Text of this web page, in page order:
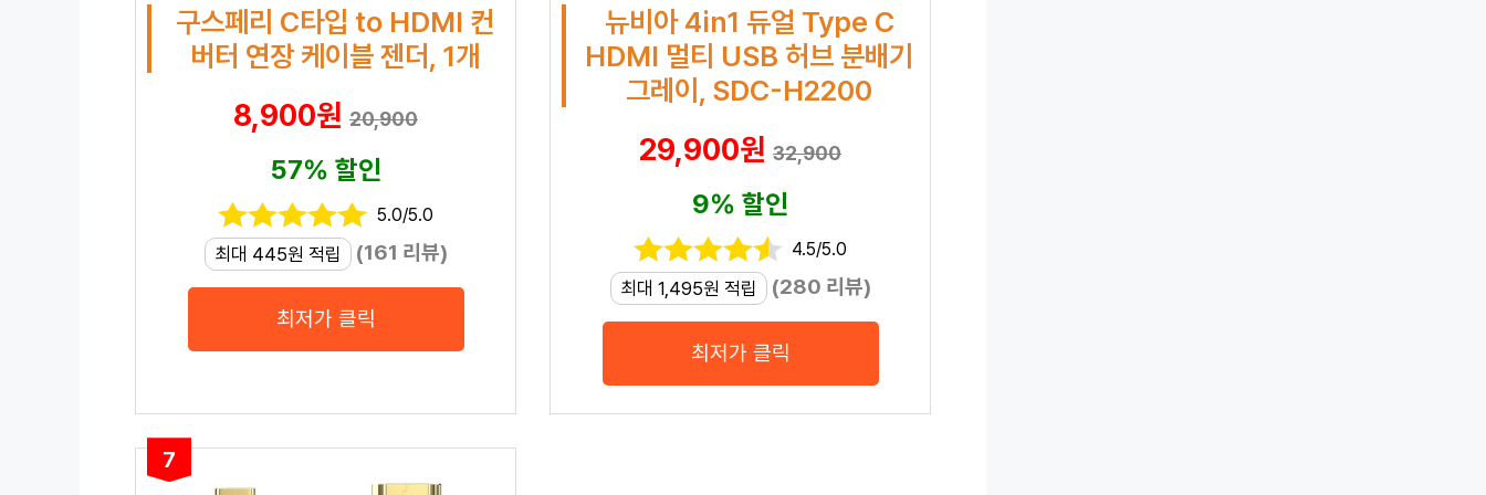
구스페리 C타입 to HDMI 컨
버터 연장 케이블 젠더, 1개
8,900원 20,900
57% 할인
5.0/5.0
최대 445원 적립 (161 리뷰)
최저가 클릭
뉴비아 4in1 듀얼 Type C
HDMI 멀티 USB 허브 분배기
그레이, SDC-H2200
29,900원 32,900
9% 할인
4.5/5.0
최대 1,495원 적립 (280 리뷰)
최저가 클릭
7